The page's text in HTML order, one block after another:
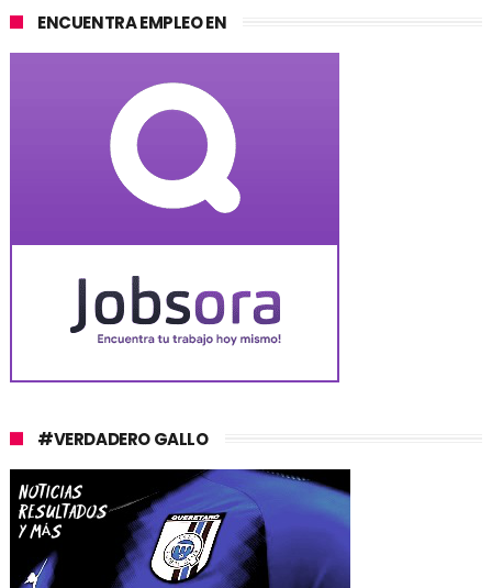
ENCUENTRA EMPLEO EN
#VERDADERO GALLO